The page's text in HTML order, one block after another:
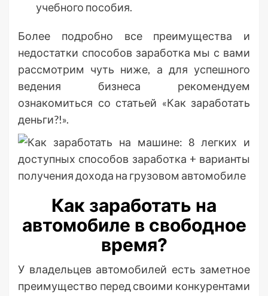
учебного пособия.
Более подробно все преимущества и
недостатки способов заработка мы с вами
рассмотрим чуть ниже, а для успешного
ведения бизнеса рекомендуем
ознакомиться со статьей «Как заработать
деньги?!».
Как заработать на
автомобиле в свободное
время?
У владельцев автомобилей есть заметное
преимущество перед своими конкурентами